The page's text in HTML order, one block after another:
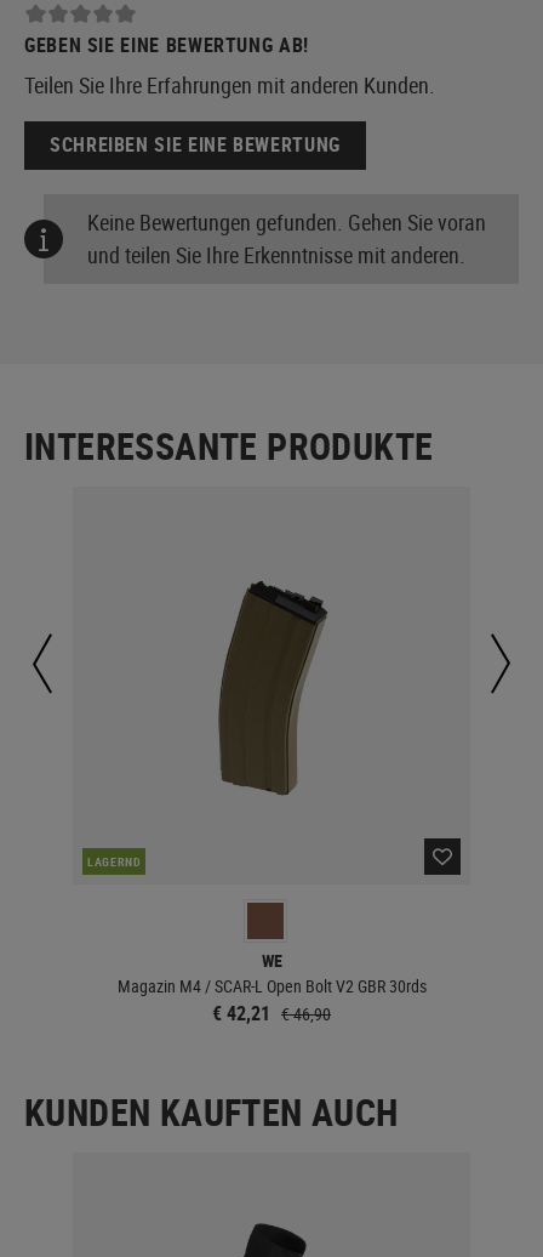
GEBEN SIE EINE BEWERTUNG AB!
Teilen Sie Ihre Erfahrungen mit anderen Kunden.
SCHREIBEN SIE EINE BEWERTUNG
Keine Bewertungen gefunden. Gehen Sie voran
und teilen Sie Ihre Erkenntnisse mit anderen.
INTERESSANTE PRODUKTE
LAGERND
WE
Magazin M4 / SCAR-L Open Bolt V2 GBR 30rds
€ 42,21 € 46,90
KUNDEN KAUFTEN AUCH